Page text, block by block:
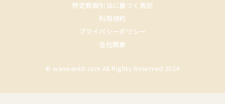
特定商取引法に基づく表記
利用規約
プライバシーポリシー
会社概要
© wanwankb.com All Rights Reserved 2024